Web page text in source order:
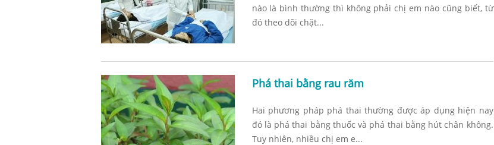
nào là bình thường thì không phải chị em nào cũng biết, từ
đó theo dõi chặt...
Phá thai bằng rau răm
Hai phương pháp phá thai thường được áp dụng hiện nay
đó là phá thai bằng thuốc và phá thai bằng hút chân không.
Tuy nhiên, nhiều chị em e...